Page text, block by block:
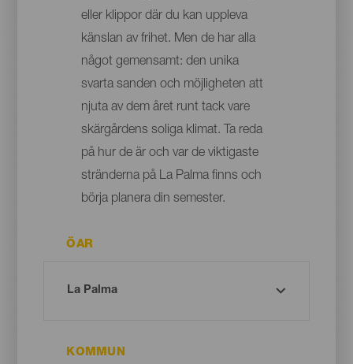
eller klippor där du kan uppleva
känslan av frihet. Men de har alla
något gemensamt: den unika
svarta sanden och möjligheten att
njuta av dem året runt tack vare
skärgårdens soliga klimat. Ta reda
på hur de är och var de viktigaste
stränderna på La Palma finns och
börja planera din semester.
ÖAR
KOMMUN